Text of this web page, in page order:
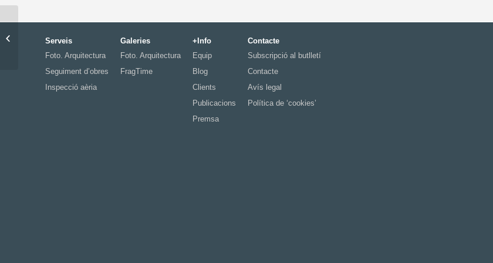
Serveis
Foto. Arquitectura
Seguiment d’obres
Inspecció aèria
Galeries
Foto. Arquitectura
FragTime
+Info
Equip
Blog
Clients
Publicacions
Premsa
Contacte
Subscripció al butlletí
Contacte
Avís legal
Política de ‘cookies’